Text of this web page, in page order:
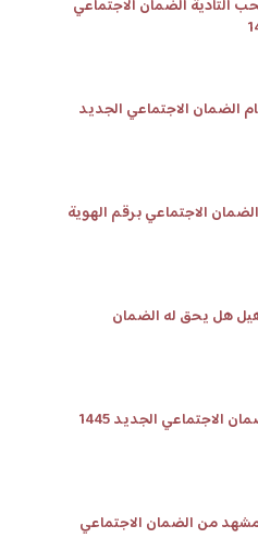
التأدية الضمان الاجتماعي
الضمان الاجتماعي الجديد
الاجتماعي برقم الهوية
هل يحق له الضمان
الاجتماعي الجديد 1445
من الضمان الاجتماعي